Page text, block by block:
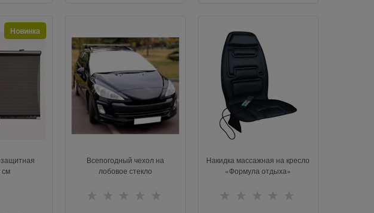
см
Новинка
Всепогодный чехол на
лобовое стекло
Накидка массажная на кресло
«Формула отдыха»